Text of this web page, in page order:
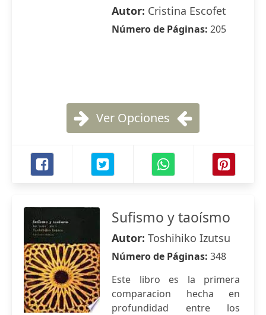
Autor: Cristina Escofet
Número de Páginas: 205
Ver Opciones
Sufismo y taoísmo
Autor: Toshihiko Izutsu
Número de Páginas: 348
Este libro es la primera
comparacion hecha en
profundidad entre los